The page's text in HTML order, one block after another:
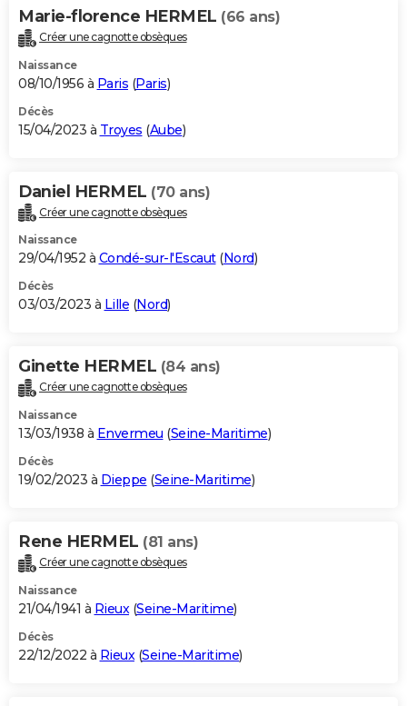
Marie-florence HERMEL (66 ans)
Créer une cagnotte obsèques
Naissance
08/10/1956 à Paris (Paris)
Décès
15/04/2023 à Troyes (Aube)
Daniel HERMEL (70 ans)
Créer une cagnotte obsèques
Naissance
29/04/1952 à Condé-sur-l'Escaut(Nord)
Décès
03/03/2023 à Lille (Nord)
Ginette HERMEL (84 ans)
Créer une cagnotte obsèques
Naissance
13/03/1938 à Envermeu (Seine-Maritime)
Décès
19/02/2023 à Dieppe (Seine-Maritime)
Rene HERMEL (81 ans)
Créer une cagnotte obsèques
Naissance
21/04/1941 à Rieux(Seine-Maritime)
Décès
22/12/2022 à Rieux(Seine-Maritime)